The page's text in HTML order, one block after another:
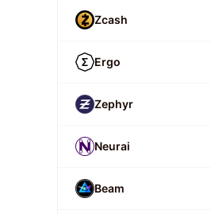
Zcash
Ergo
Zephyr
Neurai
Beam